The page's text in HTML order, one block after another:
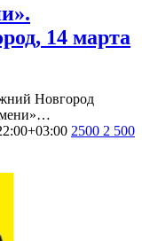
14 марта
Новгород
2500 2 500